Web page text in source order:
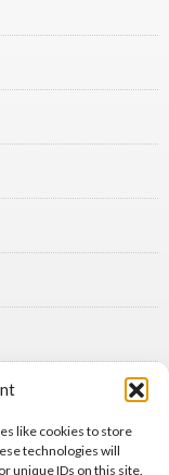
like cookies to store
technologies will
unique IDs on this site.